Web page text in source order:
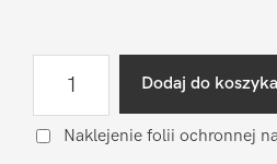
wyświetlacza
Dodaj do koszyka
Naklejenie folii ochronnej